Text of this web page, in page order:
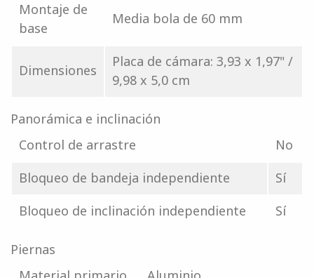
Montaje de
base
Media bola de 60 mm
Dimensiones
Placa de cámara: 3,93 x 1,97" /
9,98 x 5,0 cm
Panorámica e inclinación
Control de arrastre
No
Bloqueo de bandeja independiente
Sí
Bloqueo de inclinación independiente
Sí
Piernas